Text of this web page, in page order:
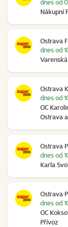
Nákupní
dnes od
Ostrava
dnes od
Ostrava
OC
Ostrava
dnes od
Ostrava
Karla
dnes od
Ostrava
OC
Přívoz
dnes od